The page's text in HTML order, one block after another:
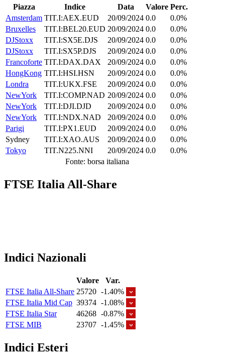
Piazza Indice Data Valore Perc.
Amsterdam TIT.I:AEX.EUD 20/09/2024 0.0
0.0%
Bruxelles
TIT.I:BEL20.EUD 20/09/2024 0.0
0.0%
DJStoxx
TIT.I:SX5E.DJS 20/09/2024 0.0
0.0%
DJStoxx
TIT.I:SX5P.DJS 20/09/2024 0.0
0.0%
Francoforte TIT.I:DAX.DAX 20/09/2024 0.0
0.0%
HongKong TIT.I:HSI.HSN 20/09/2024 0.0
0.0%
Londra
TIT.I:UKX.FSE 20/09/2024 0.0
0.0%
NewYork
TIT.I:COMP.NAD 20/09/2024 0.0
0.0%
NewYork
TIT.I:DJI.DJD 20/09/2024 0.0
0.0%
NewYork
TIT.I:NDX.NAD 20/09/2024 0.0
0.0%
Parigi
TIT.I:PX1.EUD 20/09/2024 0.0
0.0%
Sydney
TIT.I:XAO.AUS 20/09/2024 0.0
0.0%
Tokyo
TIT.N225.NNI 20/09/2024 0.0
0.0%
Fonte: borsa italiana
FTSE Italia All-Share
Indici Nazionali
Valore
Var.
FTSE Italia All-Share 25720 -1.40%
FTSE Italia Mid Cap 39374 -1.08%
FTSE Italia Star
46268 -0.87%
FTSE MIB
23707 -1.45%
Indici Esteri